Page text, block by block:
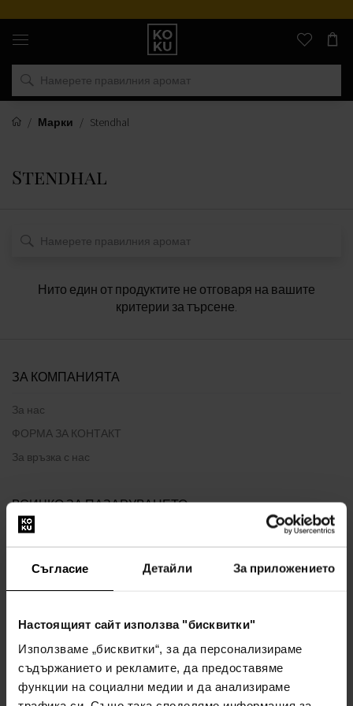
Съгласие Детайли За приложението
Настоящият сайт използва "бисквитки"
Използваме „бисквитки“, за да персонализираме
съдържанието и рекламите, да предоставяме
функции на социални медии и да анализираме
Оригинални
парфюми
часовници
на
място
Марки
Stendhal
Stendhal
Нито един от продуктите не отговаря на вашите
критерии за търсене.
ЗА КОМПАНИЯТА
За нас
ФОРМА ЗА КОНТАКТ
За връзка с нас
ВСИЧКО ЗА ПАЗАРУВАНЕТО
Програма за лоялност
Общи правила и условия
Начин на доставка
Кога ще получа поръчаните стоки?
Защо парфюми и часовници от нас?
Какво е тестер за парфюми?